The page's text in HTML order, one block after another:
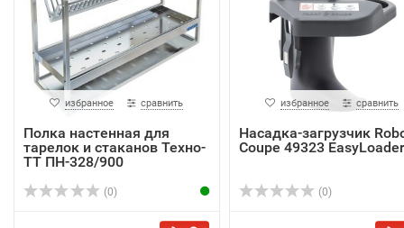
избранное сравнить
Полка настенная для
тарелок и стаканов Техно-
ТТ ПН-328/900
(0)
избранное сравнить
Насадка-загрузчик
Coupe 49323 EasyLoader
(0)